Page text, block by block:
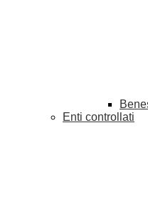
Enti controllati